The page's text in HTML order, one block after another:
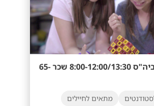
הדרכה בביה"ס 8:00-12:00/13:30 שכר 65-
מתאים לחיילים